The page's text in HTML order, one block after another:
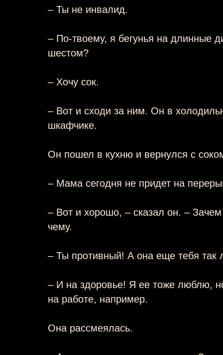
– Ты не инвалид.
– По-твоему, я бегунья на длинные
шестом?
– Хочу сок.
– Вот и сходи за ним. Он в
шкафчике.
Он пошел в кухню и вернулся с
– Мама сегодня не придет на
– Вот и хорошо, – сказал он. –
чему.
– Ты противный! А она еще тебя так
– И на здоровье! Я ее тоже люблю,
на работе, например.
Она рассмеялась.